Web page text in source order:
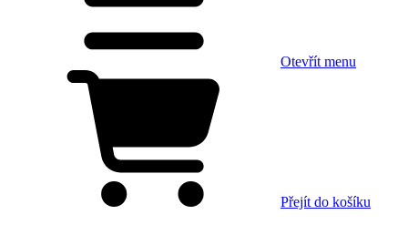
Otevřít menu
Přejít do košíku